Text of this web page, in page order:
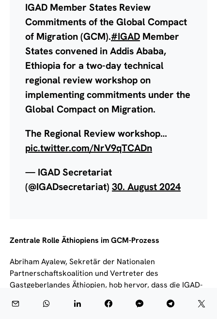
IGAD Member States Review
Commitments of the Global Compact
of Migration (GCM).#IGAD Member
States convened in Addis Ababa,
Ethiopia for a two-day technical
regional review workshop on
implementing commitments under the
Global Compact on Migration.
The Regional Review workshop…
pic.twitter.com/NrV9qTCADn
— IGAD Secretariat
(@IGADsecretariat) 30. August 2024
Zentrale Rolle Äthiopiens im GCM-Prozess
Abriham Ayalew, Sekretär der Nationalen
Partnerschaftskoalition und Vertreter des
Gastgeberlandes Äthiopien, hob hervor, dass die IGAD-
die durch gemischte und irreguläre Migration